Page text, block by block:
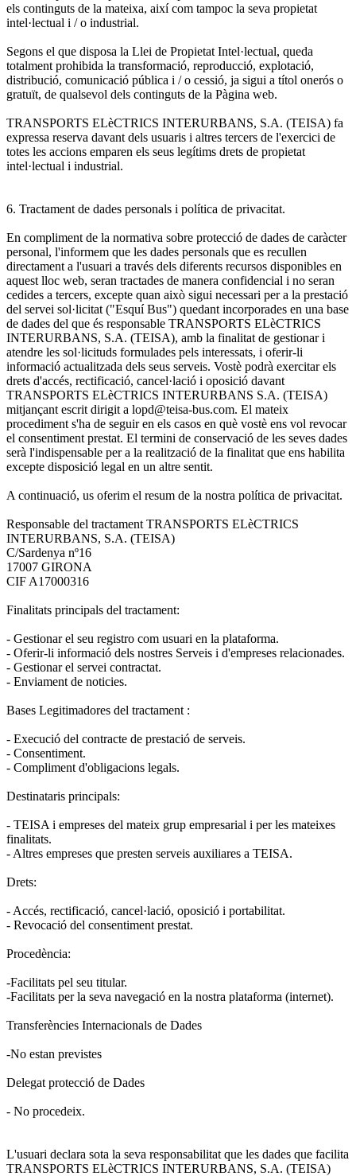
els continguts de la mateixa, així com tampoc la seva propietat
intel·lectual i / o industrial.
Segons el que disposa la Llei de Propietat Intel·lectual, queda
totalment prohibida la transformació, reproducció, explotació,
distribució, comunicació pública i / o cessió, ja sigui a títol onerós o
gratuït, de qualsevol dels continguts de la Pàgina web.
TRANSPORTS ELèCTRICS INTERURBANS, S.A. (TEISA) fa
expressa reserva davant dels usuaris i altres tercers de l'exercici de
totes les accions emparen els seus legítims drets de propietat
intel·lectual i industrial.
6. Tractament de dades personals i política de privacitat.
En compliment de la normativa sobre protecció de dades de caràcter
personal, l'informem que les dades personals que es recullen
directament a l'usuari a través dels diferents recursos disponibles en
aquest lloc web, seran tractades de manera confidencial i no seran
cedides a tercers, excepte quan això sigui necessari per a la prestació
del servei sol·licitat ("Esquí Bus") quedant incorporades en una base
de dades del que és responsable TRANSPORTS ELèCTRICS
INTERURBANS, S.A. (TEISA), amb la finalitat de gestionar i
atendre les sol·licituds formulades pels interessats, i oferir-li
informació actualitzada dels seus serveis. Vostè podrà exercitar els
drets d'accés, rectificació, cancel·lació i oposició davant
TRANSPORTS ELèCTRICS INTERURBANS S.A. (TEISA)
mitjançant escrit dirigit a lopd@teisa-bus.com. El mateix
procediment s'ha de seguir en els casos en què vostè ens vol revocar
el consentiment prestat. El termini de conservació de les seves dades
serà l'indispensable per a la realització de la finalitat que ens habilita
excepte disposició legal en un altre sentit.
A continuació, us oferim el resum de la nostra política de privacitat.
Responsable del tractament TRANSPORTS ELèCTRICS
INTERURBANS, S.A. (TEISA)
C/Sardenya nº16
17007 GIRONA
CIF A17000316
Finalitats principals del tractament:
- Gestionar el seu registro com usuari en la plataforma.
- Oferir-li informació dels nostres Serveis i d'empreses relacionades.
- Gestionar el servei contractat.
- Enviament de noticies.
Bases Legitimadores del tractament :
- Execució del contracte de prestació de serveis.
- Consentiment.
- Compliment d'obligacions legals.
Destinataris principals:
- TEISA i empreses del mateix grup empresarial i per les mateixes
finalitats.
- Altres empreses que presten serveis auxiliares a TEISA.
Drets:
- Accés, rectificació, cancel·lació, oposició i portabilitat.
- Revocació del consentiment prestat.
Procedència:
-Facilitats pel seu titular.
-Facilitats per la seva navegació en la nostra plataforma (internet).
Transferències Internacionals de Dades
-No estan previstes
Delegat protecció de Dades
- No procedeix.
L'usuari declara sota la seva responsabilitat que les dades que facilita
TRANSPORTS ELèCTRICS INTERURBANS, S.A. (TEISA)